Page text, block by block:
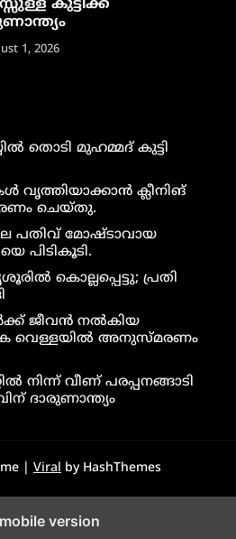
കുട്ടിക്ക്
1, 2026
തൊടി മുഹമ്മദ് കുട്ടി
വൃത്തിയാക്കാൻ ക്ലീനിങ്
ചെയ്തു.
പതിവ് മോഷ്ടാവായ
പിടികൂടി.
കൊല്ലപ്പെട്ടു; പ്രതി
ജീവൻ നൽകിയ
വെള്ളയിൽ അനുസ്മരണം
നിന്ന് വീണ് പരപ്പനങ്ങാടി
ദാരുണാന്ത്യം
| Viral by HashThemes
version